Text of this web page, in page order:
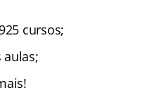
cursos;
aulas;